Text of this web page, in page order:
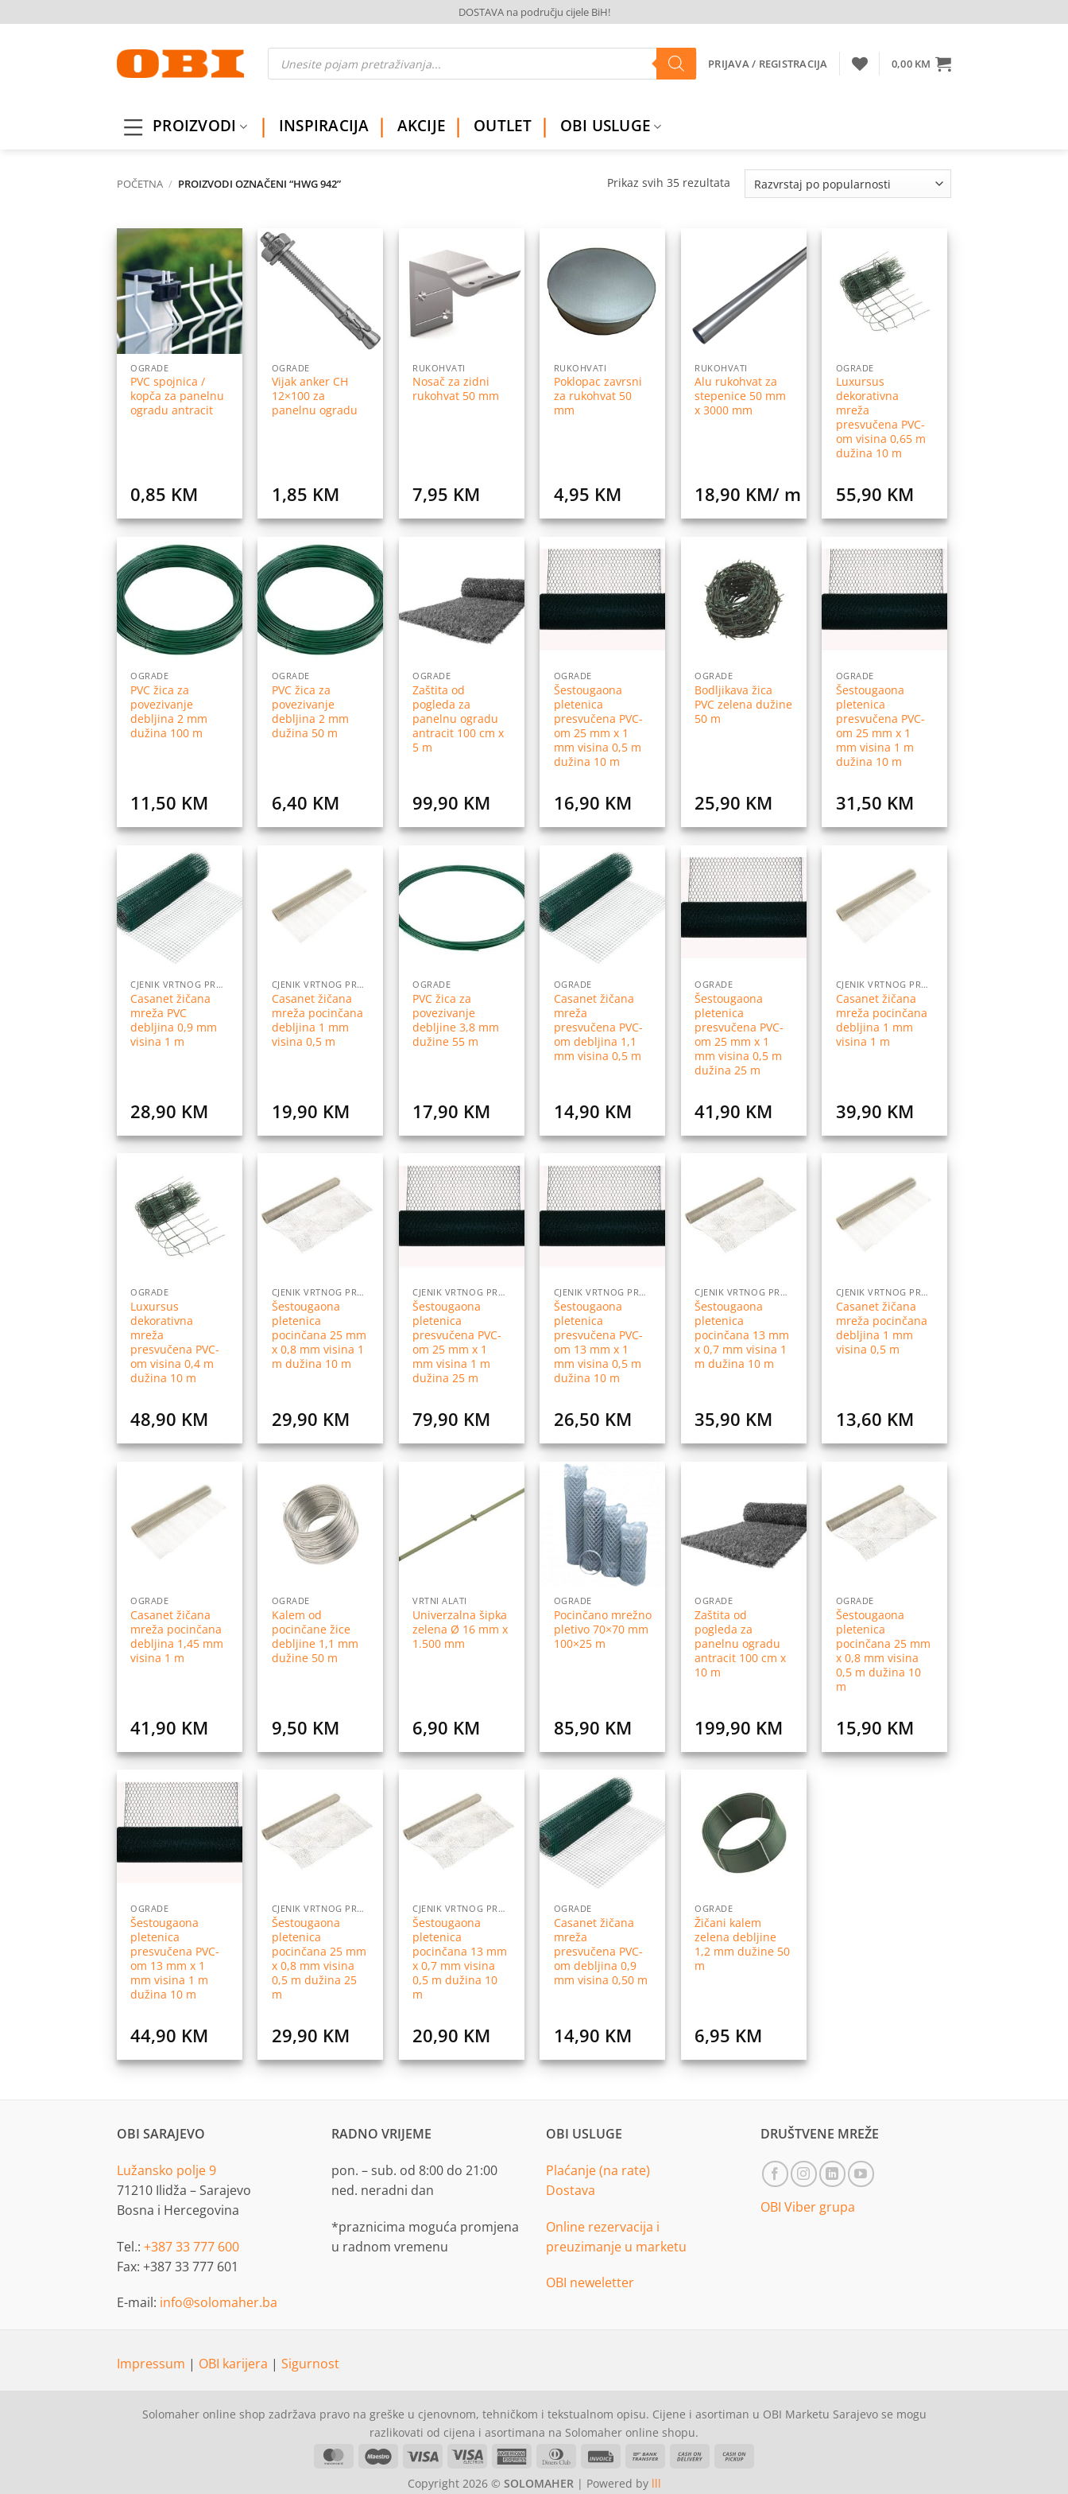
to
DOSTAVA na području cijele BiH!
Products
search PRIJAVA / REGISTRACIJA 0,00 KM
PROIZVODI INSPIRACIJA AKCIJE OUTLET OBI USLUGE
POČETNA / PROIZVODI OZNAČENI “HWG 942” Prikaz svih 35 rezultataSorted
Dodaj
na
listu
želja
OGRADE
PVC spojnica /
kopča za panelnu
ogradu antracit
0,85 KM
želja
OGRADE
Vijak anker CH
12×100 za
panelnu ogradu
1,85 KM
Dodaj
na
RUKOHVATI
Nosač za zidni
rukohvat 50 mm
7,95 KM
Dodaj
želja
RUKOHVATI
Poklopac zavrsni
za rukohvat 50
mm
4,95 KM
Dodaj
na
RUKOHVATI
Alu rukohvat za
stepenice 50 mm
x 3000 mm
18,90 KM/ m
listu
želja
OGRADE
Luxursus
dekorativna
mreža
presvučena PVC-
om visina 0,65 m
dužina 10 m
55,90 KM
Dodaj
želja
OGRADE
PVC žica za
povezivanje
debljina 2 mm
dužina 100 m
11,50 KM
Dodaj
želja
OGRADE
PVC žica za
povezivanje
debljina 2 mm
dužina 50 m
6,40 KM
Dodaj
na
listu
želja
OGRADE
Zaštita od
pogleda za
panelnu ogradu
antracit 100 cm x
5 m
99,90 KM
Dodaj
na
listu
želja
OGRADE
Šestougaona
pletenica
presvučena PVC-
om 25 mm x 1
mm visina 0,5 m
dužina 10 m
16,90 KM
Dodaj
na
listu
želja
OGRADE
Bodljikava žica
PVC zelena dužine
50 m
25,90 KM
Dodaj
na
listu
želja
OGRADE
Šestougaona
pletenica
presvučena PVC-
om 25 mm x 1
mm visina 1 m
dužina 10 m
31,50 KM
Dodaj
na
listu
želja
CJENIK VRTNOG PROGRAMA
Casanet žičana
mreža PVC
debljina 0,9 mm
visina 1 m
28,90 KM
CJENIK VRTNOG PROGRAMA
Casanet žičana
mreža pocinčana
debljina 1 mm
visina 0,5 m
19,90 KM
Dodaj
OGRADE
PVC žica za
povezivanje
debljine 3,8 mm
dužine 55 m
17,90 KM
Dodaj
na
listu
želja
OGRADE
Casanet žičana
mreža
presvučena PVC-
om debljina 1,1
mm visina 0,5 m
14,90 KM
Dodaj
na
listu
želja
OGRADE
Šestougaona
pletenica
presvučena PVC-
om 25 mm x 1
mm visina 0,5 m
dužina 25 m
41,90 KM
CJENIK VRTNOG PROGRAMA
Casanet žičana
mreža pocinčana
debljina 1 mm
visina 1 m
39,90 KM
listu
želja
OGRADE
Luxursus
dekorativna
mreža
presvučena PVC-
om visina 0,4 m
dužina 10 m
48,90 KM
Dodaj
na
listu
CJENIK VRTNOG PROGRAMA
Šestougaona
pletenica
pocinčana 25 mm
x 0,8 mm visina 1
m dužina 10 m
29,90 KM
Dodaj
na
listu
želja
CJENIK VRTNOG PROGRAMA
Šestougaona
pletenica
presvučena PVC-
om 25 mm x 1
mm visina 1 m
dužina 25 m
79,90 KM
Dodaj
na
listu
želja
CJENIK VRTNOG PROGRAMA
Šestougaona
pletenica
presvučena PVC-
om 13 mm x 1
mm visina 0,5 m
dužina 10 m
26,50 KM
Dodaj
na
listu
CJENIK VRTNOG PROGRAMA
Šestougaona
pletenica
pocinčana 13 mm
x 0,7 mm visina 1
m dužina 10 m
35,90 KM
CJENIK VRTNOG PROGRAMA
Casanet žičana
mreža pocinčana
debljina 1 mm
visina 0,5 m
13,60 KM
OGRADE
Casanet žičana
mreža pocinčana
debljina 1,45 mm
visina 1 m
41,90 KM
Dodaj
na
listu
želja
OGRADE
Kalem od
pocinčane žice
debljine 1,1 mm
dužine 50 m
9,50 KM
Dodaj
VRTNI ALATI
Univerzalna šipka
zelena Ø 16 mm x
1.500 mm
6,90 KM
listu
želja
OGRADE
Pocinčano mrežno
pletivo 70×70 mm
100×25 m
85,90 KM
Dodaj
na
listu
želja
OGRADE
Zaštita od
pogleda za
panelnu ogradu
antracit 100 cm x
10 m
199,90 KM
Dodaj
na
listu
OGRADE
Šestougaona
pletenica
pocinčana 25 mm
x 0,8 mm visina
0,5 m dužina 10
m
15,90 KM
Dodaj
na
listu
želja
OGRADE
Šestougaona
pletenica
presvučena PVC-
om 13 mm x 1
mm visina 1 m
dužina 10 m
44,90 KM
Dodaj
na
listu
CJENIK VRTNOG PROGRAMA
Šestougaona
pletenica
pocinčana 25 mm
x 0,8 mm visina
0,5 m dužina 25
m
29,90 KM
Dodaj
na
listu
CJENIK VRTNOG PROGRAMA
Šestougaona
pletenica
pocinčana 13 mm
x 0,7 mm visina
0,5 m dužina 10
m
20,90 KM
Dodaj
na
listu
želja
OGRADE
Casanet žičana
mreža
presvučena PVC-
om debljina 0,9
mm visina 0,50 m
14,90 KM
Dodaj
na
želja
OGRADE
Žičani kalem
zelena debljine
1,2 mm dužine 50
m
6,95 KM
OBI SARAJEVO
Lužansko polje 9
71210 Ilidža – Sarajevo
Bosna i Hercegovina
Tel.: +387 33 777 600
Fax: +387 33 777 601
E-mail: info@solomaher.ba
RADNO VRIJEME
pon. – sub. od 8:00 do 21:00
ned. neradni dan
*praznicima moguća promjena
u radnom vremenu
OBI USLUGE
Plaćanje (na rate)
Dostava
Online rezervacija i
preuzimanje u marketu
OBI neweletter
DRUŠTVENE MREŽE
OBI Viber grupa
Impressum | OBI karijera | Sigurnost
Solomaher online shop zadržava pravo na greške u cjenovnom, tehničkom i tekstualnom opisu. Cijene i asortiman u OBI Marketu Sarajevo se mogu
razlikovati od cijena i asortimana na Solomaher online shopu.
MasterCardMaestro Visa
Visa
American Dinners
Invoice
Bank
Cash
Copyright 2026 © SOLOMAHER| Powered by lll